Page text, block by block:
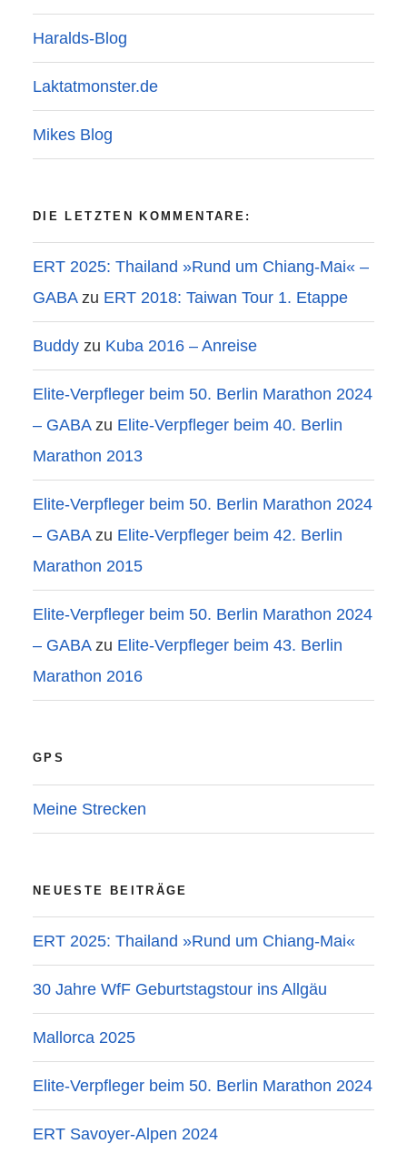
Haralds-Blog
Laktatmonster.de
Mikes Blog
DIE LETZTEN KOMMENTARE:
ERT 2025: Thailand »Rund um Chiang-Mai« –
GABAzu ERT 2018: Taiwan Tour 1. Etappe
Buddy zu Kuba 2016 – Anreise
Elite-Verpfleger beim 50. Berlin Marathon 2024
– GABAzu Elite-Verpfleger beim 40. Berlin
Marathon 2013
Elite-Verpfleger beim 50. Berlin Marathon 2024
– GABAzu Elite-Verpfleger beim 42. Berlin
Marathon 2015
Elite-Verpfleger beim 50. Berlin Marathon 2024
– GABAzu Elite-Verpfleger beim 43. Berlin
Marathon 2016
GPS
Meine Strecken
NEUESTE BEITRÄGE
ERT 2025: Thailand »Rund um Chiang-Mai«
30 Jahre WfF Geburtstagstour ins Allgäu
Mallorca 2025
Elite-Verpfleger beim 50. Berlin Marathon 2024
ERT Savoyer-Alpen 2024